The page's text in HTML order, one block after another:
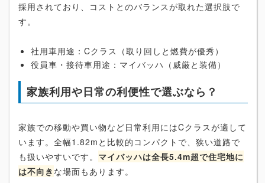
採用されており、コストとのバランスが取れた選択肢で
す。
社用車用途：Cクラス（取り回しと燃費が優秀）
役員車・接待車用途：マイバッハ（威厳と装備）
家族利用や日常の利便性で選ぶなら？
家族での移動や買い物など日常利用にはCクラスが適して
います。全幅1.82mと比較的コンパクトで、狭い道路で
も扱いやすいです。 マイバッハは全長5.4m超で住宅地に
は不向き な場面もあります。